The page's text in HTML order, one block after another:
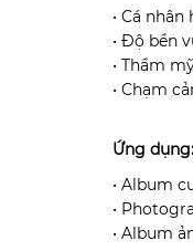
• Cá
• Độ bền
• Thẩm
• Chạm
Ứng dụng:
• Album
•
• Album